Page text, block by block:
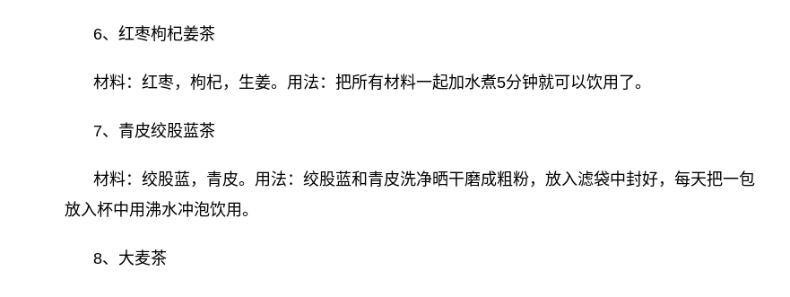
6、红枣枸杞姜茶
材料：红枣，枸杞，生姜。用法：把所有材料一起加水煮5分钟就可以饮用了。
7、青皮绞股蓝茶
材料：绞股蓝，青皮。用法：绞股蓝和青皮洗净晒干磨成粗粉，放入滤袋中封好，每天把一包
放入杯中用沸水冲泡饮用。
8、大麦茶